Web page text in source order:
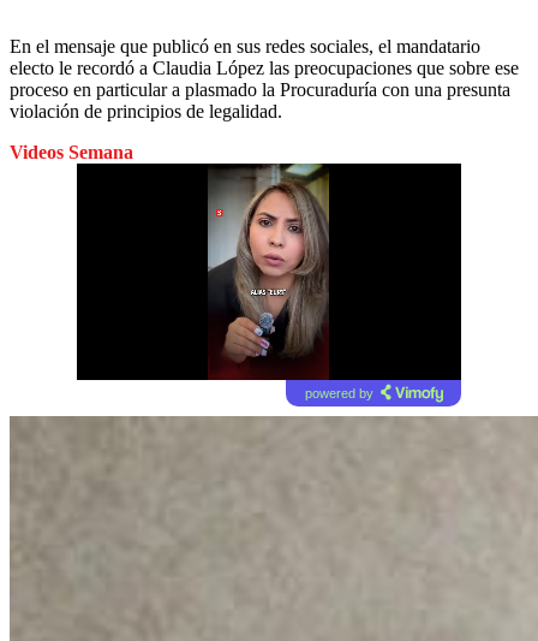
En el mensaje que publicó en sus redes sociales, el mandatario
electo le recordó a Claudia López las preocupaciones que sobre ese
proceso en particular a plasmado la Procuraduría con una presunta
violación de principios de legalidad.
Videos Semana
powered by